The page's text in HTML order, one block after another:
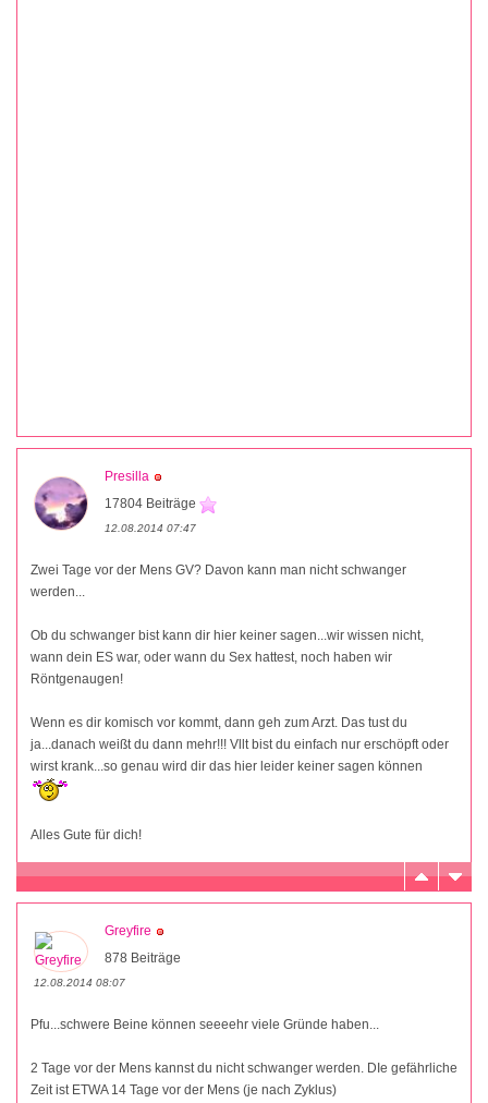
Presilla
17804 Beiträge
12.08.2014 07:47
Zwei Tage vor der Mens GV? Davon kann man nicht schwanger
werden...
Ob du schwanger bist kann dir hier keiner sagen...wir wissen nicht,
wann dein ES war, oder wann du Sex hattest, noch haben wir
Röntgenaugen!
Wenn es dir komisch vor kommt, dann geh zum Arzt. Das tust du
ja...danach weißt du dann mehr!!! Vllt bist du einfach nur erschöpft oder
wirst krank...so genau wird dir das hier leider keiner sagen können
Alles Gute für dich!
Greyfire
878 Beiträge
12.08.2014 08:07
Pfu...schwere Beine können seeeehr viele Gründe haben...
2 Tage vor der Mens kannst du nicht schwanger werden. DIe gefährliche
Zeit ist ETWA 14 Tage vor der Mens (je nach Zyklus)